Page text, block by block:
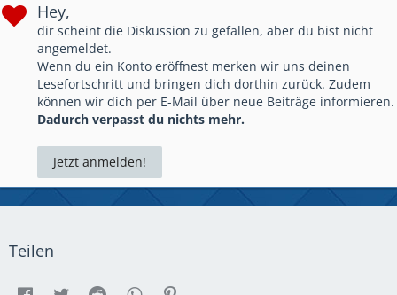
Hey,
dir scheint die Diskussion zu gefallen, aber du bist nicht
angemeldet.
Wenn du ein Konto eröffnest merken wir uns deinen
Lesefortschritt und bringen dich dorthin zurück. Zudem
können wir dich per E-Mail über neue Beiträge informieren.
Dadurch verpasst du nichts mehr.
Jetzt anmelden!
Teilen